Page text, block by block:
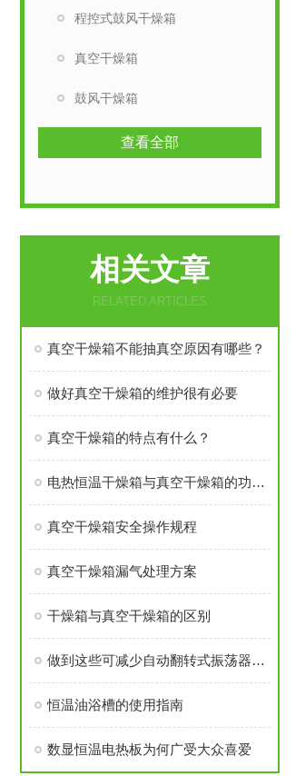
程控式鼓风干燥箱
真空干燥箱
鼓风干燥箱
查看全部
相关文章
RELATED ARTICLES
真空干燥箱不能抽真空原因有哪些？
做好真空干燥箱的维护很有必要
真空干燥箱的特点有什么？
电热恒温干燥箱与真空干燥箱的功能特性
真空干燥箱安全操作规程
真空干燥箱漏气处理方案
干燥箱与真空干燥箱的区别
做到这些可减少自动翻转式振荡器的故障发生！
恒温油浴槽的使用指南
数显恒温电热板为何广受大众喜爱